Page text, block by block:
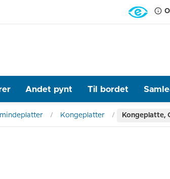
Andet pynt Til bordet
Kongeplatter Kongeplatte,